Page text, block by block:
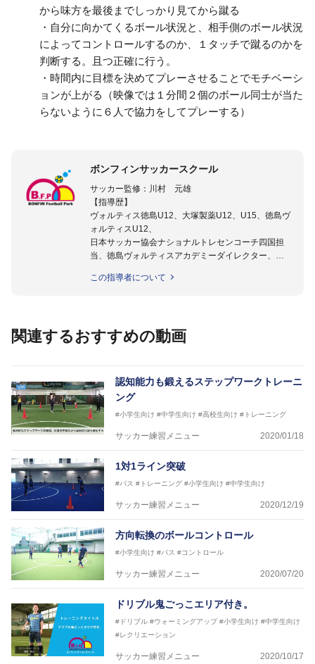
から味方を最後までしっかり見てから蹴る
・自分に向かてくるボール状況と、相手側のボール状況
によってコントロールするのか、１タッチで蹴るのかを
判断する。且つ正確に行う。
・時間内に目標を決めてプレーさせることでモチベーシ
ョンが上がる（映像では１分間２個のボール同士が当た
らないように６人で協力をしてプレーする）
ボンフィンサッカースクール
サッカー監修：川村 元雄
【指導歴】
ヴォルティス徳島U12、大塚製薬U12、U15、徳島ヴ
ォルティスU12、
日本サッカー協会ナショナルトレセンコーチ四国担
当、徳島ヴォルティスアカデミーダイレクター、
日本サッカー協会公認B級養成講習会インストラクタ
協会公認キッズリーダーチーフインストラクター
【指導歴】
FリーグU23選抜監督、ミャンマー女子フットサル代
表監督
日本サッカー協会フットサルインストラクター、AFC
（アジアサッカー連盟）フットサルインストラクター
【資格】
JFA公認A級コーチジェネラルライセンス・JFA公認フ
ットサルB級コーチライセンス
【指導歴】
【資格】
日本サッカー協会公認B級ライセンス・日本サッカー
この指導者について
関連するおすすめの動画
認知能力も鍛えるステップワークトレーニ
ング
#小学生向け #中学生向け #高校生向け #トレーニング
サッカー練習メニュー 2020/01/18
1対1ライン突破
#パス #トレーニング #小学生向け #中学生向け
サッカー練習メニュー 2020/12/19
方向転換のボールコントロール
#小学生向け #パス #コントロール
サッカー練習メニュー 2020/07/20
ドリブル鬼ごっこエリア付き。
#ドリブル #ウォーミングアップ #小学生向け #中学生向け
#レクリエーション
サッカー練習メニュー 2020/10/17